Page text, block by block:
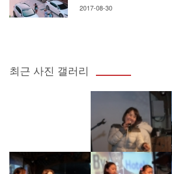
2017-08-30
최근 사진 갤러리